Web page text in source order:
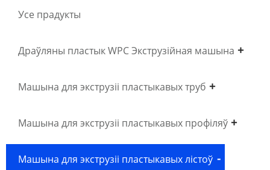
Усе прадукты
Драўляны пластык WPC Экструзійная машына
Машына для экструзіі пластыкавых труб
Машына для экструзіі пластыкавых профіляў
Машына для экструзіі пластыкавых лістоў